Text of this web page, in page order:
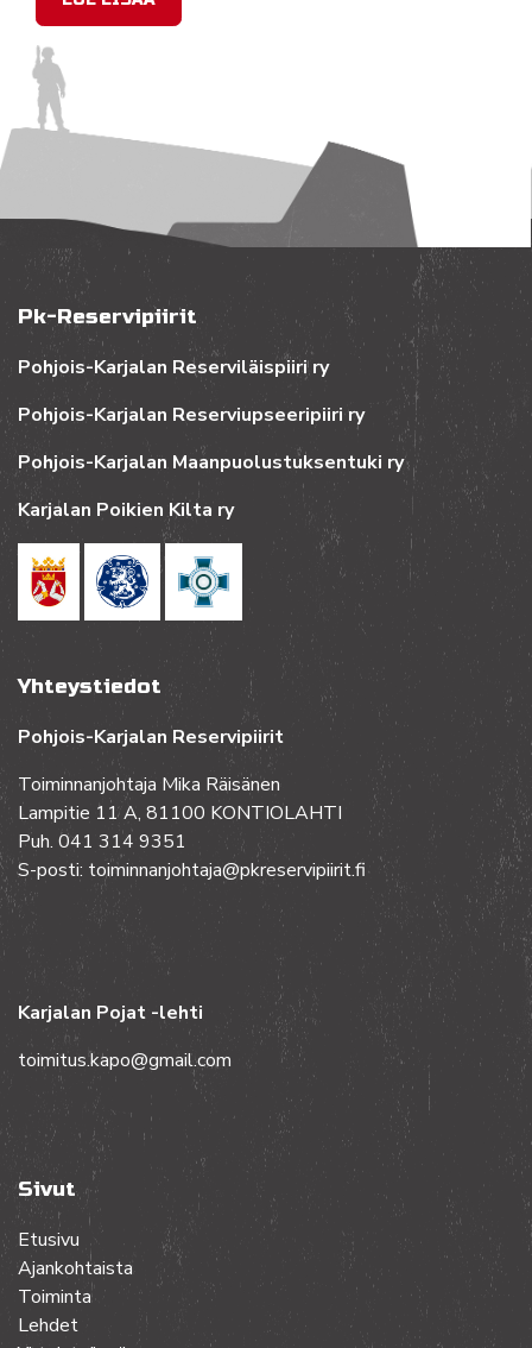
Pk-Reservipiirit
Pohjois-Karjalan Reserviläispiiri ry
Pohjois-Karjalan Reserviupseeripiiri ry
Pohjois-Karjalan Maanpuolustuksentuki ry
Karjalan Poikien Kilta ry
Yhteystiedot
Pohjois-Karjalan Reservipiirit
Toiminnanjohtaja Mika Räisänen
Lampitie 11 A, 81100 KONTIOLAHTI
Puh. 041 314 9351
S-posti: toiminnanjohtaja@pkreservipiirit.fi
Karjalan Pojat -lehti
toimitus.kapo@gmail.com
Sivut
Etusivu
Ajankohtaista
Toiminta
Lehdet